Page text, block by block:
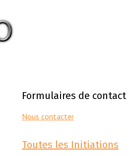
Formulaires de contact
Nous contacter
Toutes les Initiations